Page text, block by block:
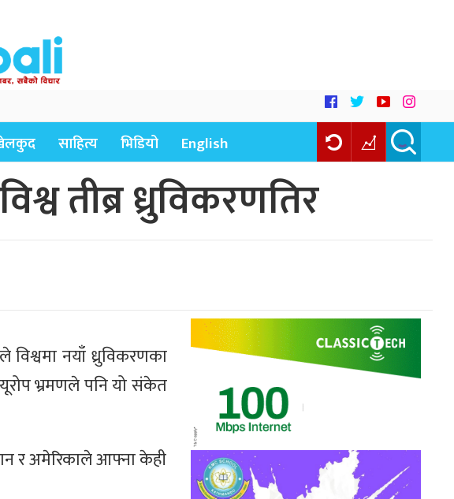
साहित्य भिडियो English
तीब्र ध्रुविकरणतिर
नयाँ ध्रुविकरणका
यूरोप भ्रमणले पनि यो संकेत
र अमेरिकाले आफ्ना केही